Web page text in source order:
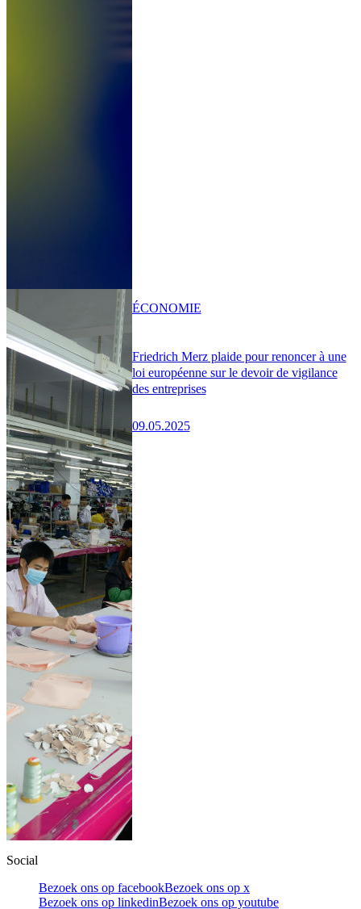
Friedrich Merz plaide pour renoncer à une
loi européenne sur le devoir de vigilance
des entreprises
09.05.2025
ÉCONOMIE
Social
Bezoek ons op facebookBezoek ons op x
Bezoek ons op linkedinBezoek ons op youtube